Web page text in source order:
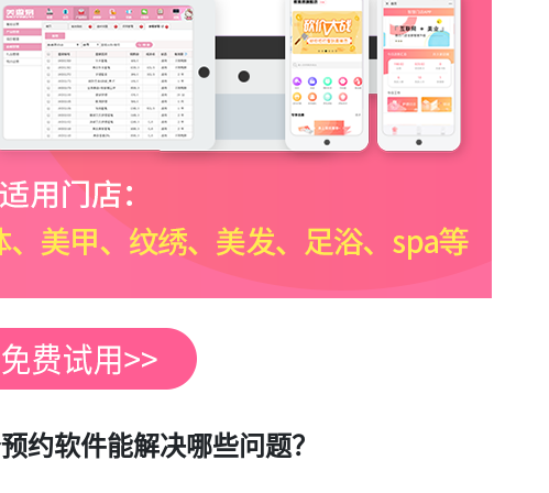
约软件能解决哪些问题？